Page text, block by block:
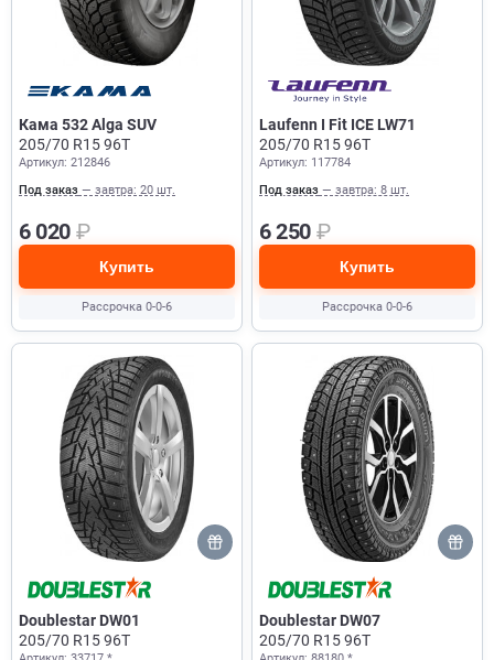
Кама 532 Alga SUV
205/70 R15 96T
Артикул: 212846
Под заказ — завтра: 20 шт.
6 020 ₽
Купить
Рассрочка 0-0-6
Laufenn I Fit ICE LW71
205/70 R15 96T
Артикул: 117784
Под заказ — завтра: 8 шт.
6 250 ₽
Купить
Рассрочка 0-0-6
Doublestar DW01
205/70 R15 96T
Doublestar DW07
205/70 R15 96T